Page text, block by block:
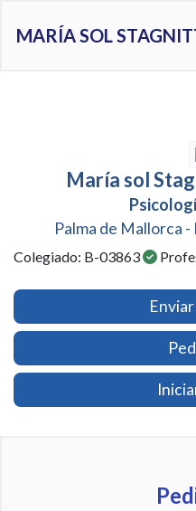
MARÍA SOL
María sol
Palma de Mallorca -
Colegiado: B-03863